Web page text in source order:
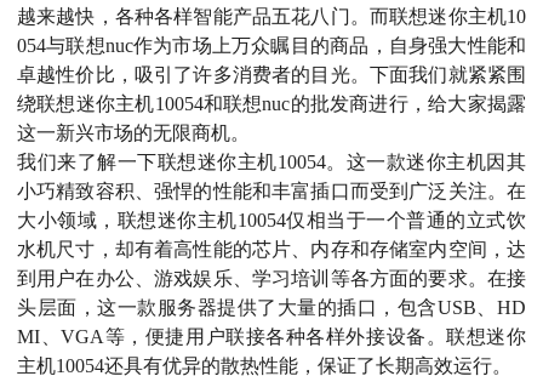
越来越快，各种各样智能产品五花八门。而联想迷你主机10
054与联想nuc作为市场上万众瞩目的商品，自身强大性能和
卓越性价比，吸引了许多消费者的目光。下面我们就紧紧围
绕联想迷你主机10054和联想nuc的批发商进行，给大家揭露
这一新兴市场的无限商机。
我们来了解一下联想迷你主机10054。这一款迷你主机因其
小巧精致容积、强悍的性能和丰富插口而受到广泛关注。在
大小领域，联想迷你主机10054仅相当于一个普通的立式饮
水机尺寸，却有着高性能的芯片、内存和存储室内空间，达
到用户在办公、游戏娱乐、学习培训等各方面的要求。在接
头层面，这一款服务器提供了大量的插口，包含USB、HD
MI、VGA等，便捷用户联接各种各样外接设备。联想迷你
主机10054还具有优异的散热性能，保证了长期高效运行。